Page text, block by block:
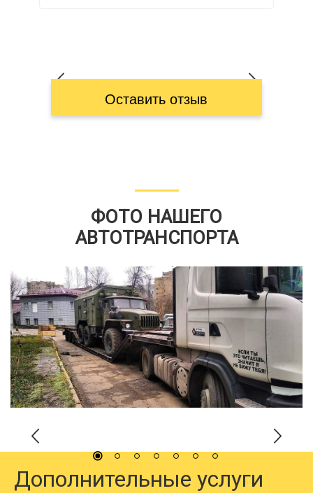
Оставить отзыв
ФОТО НАШЕГО
АВТОТРАНСПОРТА
Дополнительные услуги